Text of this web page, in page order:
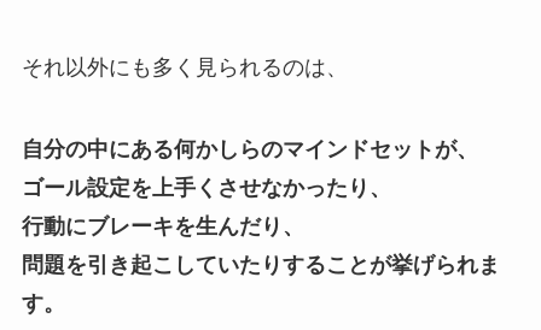
それ以外にも多く見られるのは、
自分の中にある何かしらのマインドセットが、
ゴール設定を上手くさせなかったり、
行動にブレーキを生んだり、
問題を引き起こしていたりすることが挙げられま
す。